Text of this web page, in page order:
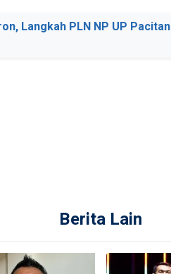
Langkah PLN NP UP Pacitan
Berita Lain